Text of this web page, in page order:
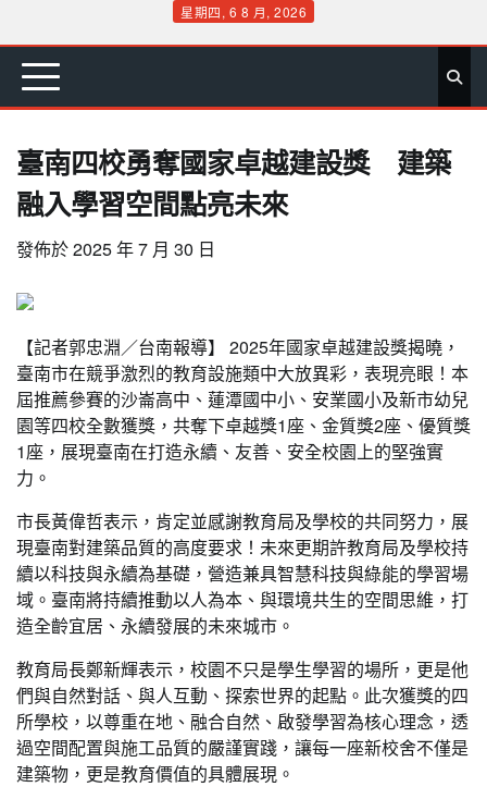
content
星期四, 6 8 月, 2026
首 要 娛 生 社 文 公 運 旅 政 地 專
臺南四校勇奪國家卓越建設獎 建築
融入學習空間點亮未來
發佈於2025 年 7 月 30 日
【記者郭忠淵／台南報導】 2025年國家卓越建設獎揭曉，
臺南市在競爭激烈的教育設施類中大放異彩，表現亮眼！本
屆推薦參賽的沙崙高中、蓮潭國中小、安業國小及新市幼兒
園等四校全數獲獎，共奪下卓越獎1座、金質獎2座、優質獎
1座，展現臺南在打造永續、友善、安全校園上的堅強實
力。
市長黃偉哲表示，肯定並感謝教育局及學校的共同努力，展
現臺南對建築品質的高度要求！未來更期許教育局及學校持
續以科技與永續為基礎，營造兼具智慧科技與綠能的學習場
域。臺南將持續推動以人為本、與環境共生的空間思維，打
造全齡宜居、永續發展的未來城市。
教育局長鄭新輝表示，校園不只是學生學習的場所，更是他
們與自然對話、與人互動、探索世界的起點。此次獲獎的四
所學校，以尊重在地、融合自然、啟發學習為核心理念，透
過空間配置與施工品質的嚴謹實踐，讓每一座新校舍不僅是
建築物，更是教育價值的具體展現。